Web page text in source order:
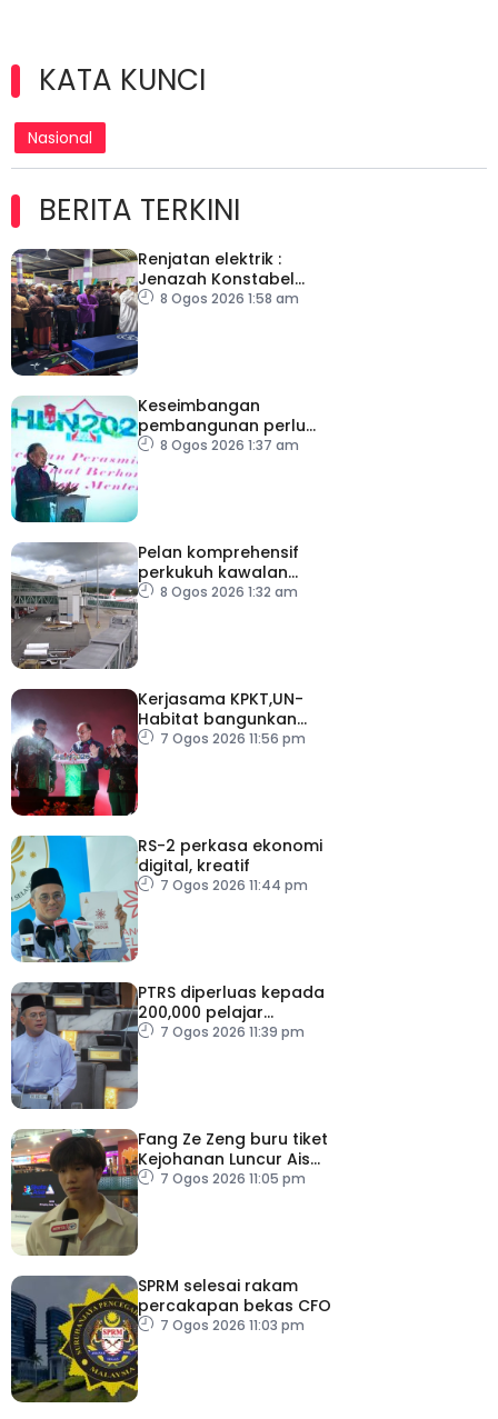
KATA KUNCI
Nasional
BERITA TERKINI
Renjatan elektrik :
Jenazah Konstabel
Muhammad Raimi
8 Ogos 2026 1:58 am
Keseimbangan
pembangunan perlu
ambil kira lokasi tumpuan
8 Ogos 2026 1:37 am
Pelan komprehensif
perkukuh kawalan
keselamatan di semua
8 Ogos 2026 1:32 am
Kerjasama KPKT,UN-
Habitat bangunkan
inisiatif My Public Space
7 Ogos 2026 11:56 pm
RS-2 perkasa ekonomi
digital, kreatif
7 Ogos 2026 11:44 pm
PTRS diperluas kepada
200,000 pelajar
menjelang 2030
7 Ogos 2026 11:39 pm
Fang Ze Zeng buru tiket
Kejohanan Luncur Ais
Dunia 2027
7 Ogos 2026 11:05 pm
SPRM selesai rakam
percakapan bekas CFO
7 Ogos 2026 11:03 pm